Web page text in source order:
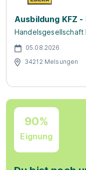
Ausbildung KFZ
Handelsgesellschaft
05.08.2026
34212 Melsungen
90%
Eignung